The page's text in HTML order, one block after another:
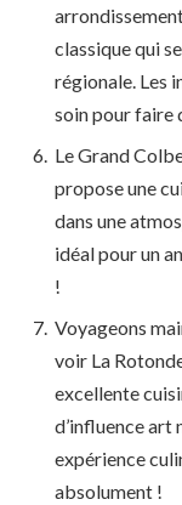
classique qui
régionale. Les
soin pour faire
Le Grand
propose une
dans une
idéal pour un
!
Voyageons
voir La
excellente
d’influence art
expérience
absolument !